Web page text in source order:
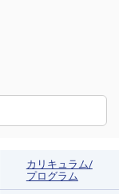
カリキュラム/
プログラム